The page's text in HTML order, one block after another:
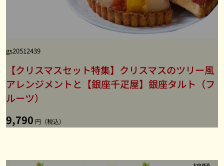
gs20512439
【クリスマスセット特集】クリスマスのツリー風
アレンジメントと【銀座千疋屋】銀座タルト（フ
ルーツ）
9,790 円（税込）